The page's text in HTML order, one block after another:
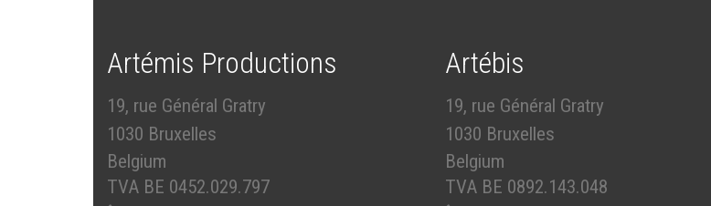
Artémis Productions
19, rue Général Gratry
1030 Bruxelles
Belgium
TVA BE 0452.029.797
Artébis
19, rue Général Gratry
1030 Bruxelles
Belgium
TVA BE 0892.143.048